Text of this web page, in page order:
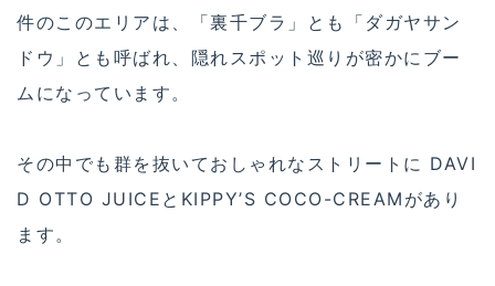
件のこのエリアは、「裏千ブラ」とも「ダガヤサン
ドウ」とも呼ばれ、隠れスポット巡りが密かにブー
ムになっています。
その中でも群を抜いておしゃれなストリートに DAVI
D OTTO JUICEとKIPPY’S COCO-CREAMがあり
ます。